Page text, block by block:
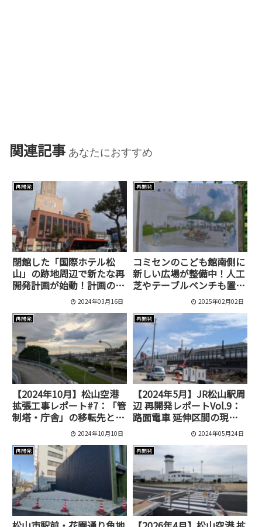
関連記事 あなたにおすすめ
再開発
閉館した「国際ホテル松
山」の跡地周辺で新たな再
開発計画が始動！計画の中
2024年03月16日
再開発
コミセンのこども館南側に
新しい広場が整備中！人工
芝やテーブルベンチも置か
れて子供と過ごせる空間に
2025年02月02日
再開発
【2024年10月】松山空港
拡張工事レポート#7：「管
制塔・庁舎」の移転先と拡
張範囲が判明！ 2024年10月10日
再開発
【2024年5月】JR松山駅周
辺 再開発レポートVol.9：
路面電車 延伸区間の現在
2024年05月24日
再開発 再開発